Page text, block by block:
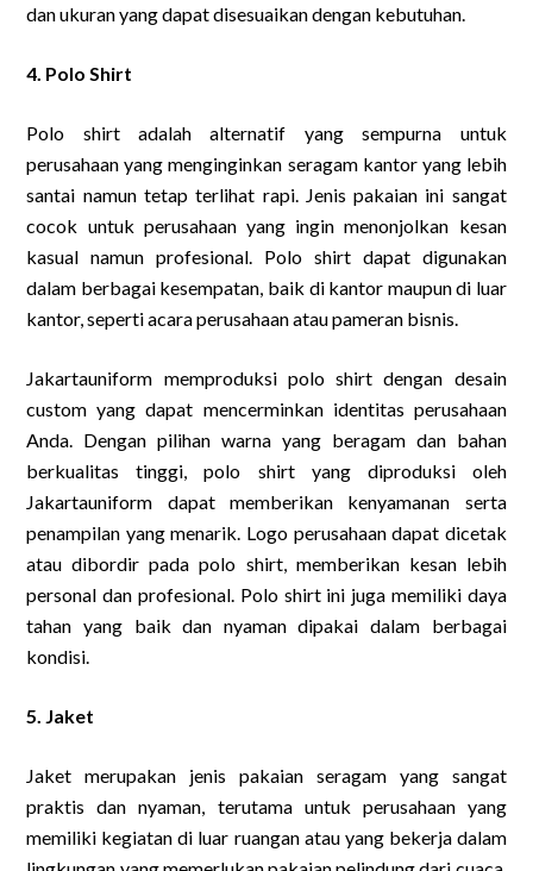
dan ukuran yang dapat disesuaikan dengan kebutuhan.
4. Polo Shirt
Polo shirt adalah alternatif yang sempurna untuk
perusahaan yang menginginkan seragam kantor yang lebih
santai namun tetap terlihat rapi. Jenis pakaian ini sangat
cocok untuk perusahaan yang ingin menonjolkan kesan
kasual namun profesional. Polo shirt dapat digunakan
dalam berbagai kesempatan, baik di kantor maupun di luar
kantor, seperti acara perusahaan atau pameran bisnis.
Jakartauniform memproduksi polo shirt dengan desain
custom yang dapat mencerminkan identitas perusahaan
Anda. Dengan pilihan warna yang beragam dan bahan
berkualitas tinggi, polo shirt yang diproduksi oleh
Jakartauniform dapat memberikan kenyamanan serta
penampilan yang menarik. Logo perusahaan dapat dicetak
atau dibordir pada polo shirt, memberikan kesan lebih
personal dan profesional. Polo shirt ini juga memiliki daya
tahan yang baik dan nyaman dipakai dalam berbagai
kondisi.
5. Jaket
Jaket merupakan jenis pakaian seragam yang sangat
praktis dan nyaman, terutama untuk perusahaan yang
memiliki kegiatan di luar ruangan atau yang bekerja dalam